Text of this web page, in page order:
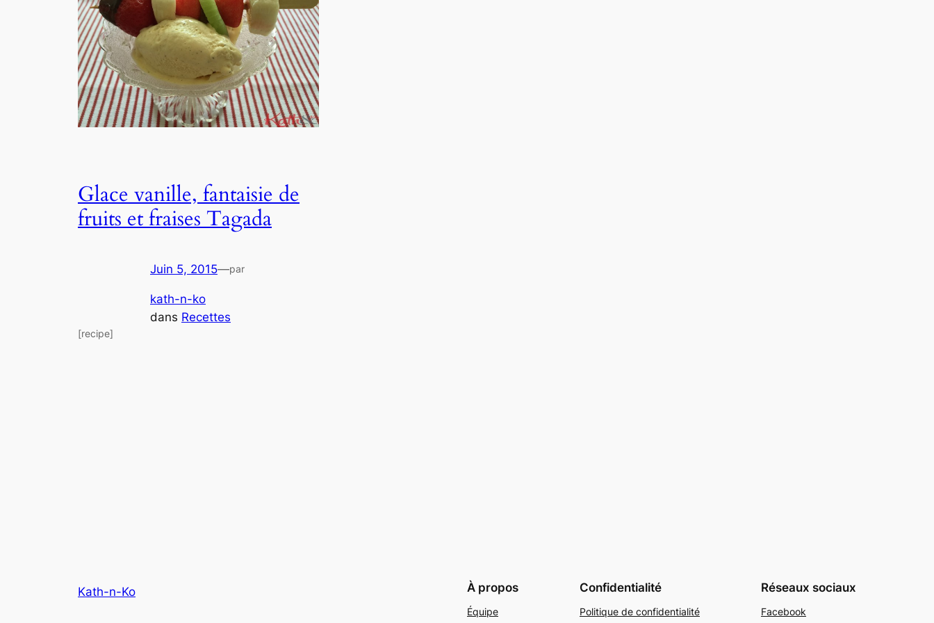
Glace vanille, fantaisie de
fruits et fraises Tagada
Juin 5, 2015—par
kath-n-ko
dans Recettes
[recipe]
Kath-n-Ko À propos
Équipe
Confidentialité
Politique de confidentialité
Réseaux sociaux
Facebook